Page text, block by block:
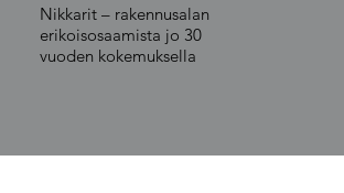
Nikkarit – rakennusalan
erikoisosaamista jo 30
vuoden kokemuksella